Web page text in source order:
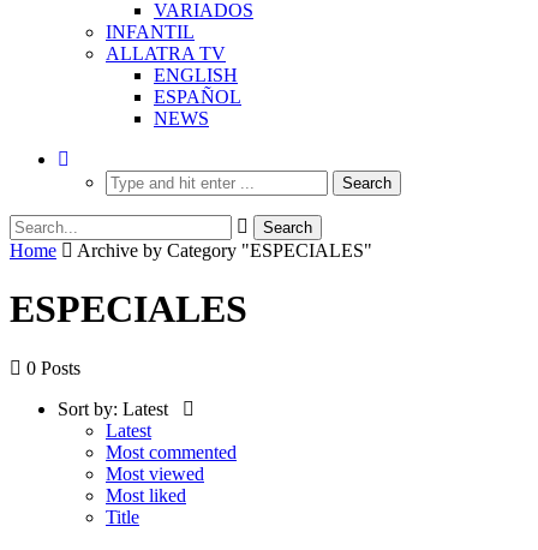
VARIADOS
INFANTIL
ALLATRA TV
ENGLISH
ESPAÑOL
NEWS
Home Archive by Category "ESPECIALES"
ESPECIALES
0 Posts
Sort by: Latest
Latest
Most commented
Most viewed
Most liked
Title